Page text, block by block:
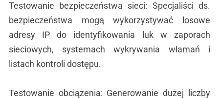
Testowanie bezpieczeństwa sieci: Specjaliści ds.
bezpieczeństwa mogą wykorzystywać losowe
adresy IP do identyfikowania luk w zaporach
sieciowych, systemach wykrywania włamań i
listach kontroli dostępu.
Testowanie obciążenia: Generowanie dużej liczby